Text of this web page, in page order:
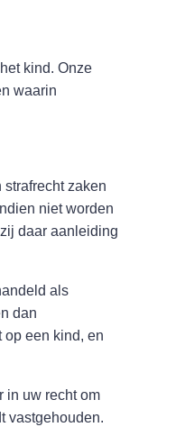
kind. Onze
waarin
zaken
niet worden
daar aanleiding
als
dan
een kind, en
in uw recht om
vastgehouden.